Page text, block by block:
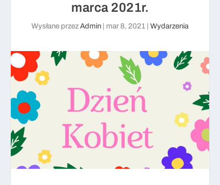
marca 2021r.
Wysłane przezAdmin mar 8, 2021 Wydarzenia